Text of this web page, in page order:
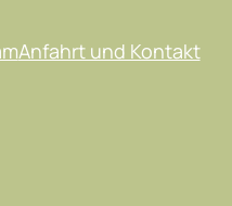
Anfahrt und Kontakt